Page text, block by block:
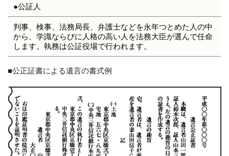
●公証人
判事、検事、法務局長、弁護士などを永年つとめた人の中
から、学識ならびに人格の高い人を法務大臣が選んで任命
します。執務は公証役場で行われます。
■公正証書による遺言の書式例